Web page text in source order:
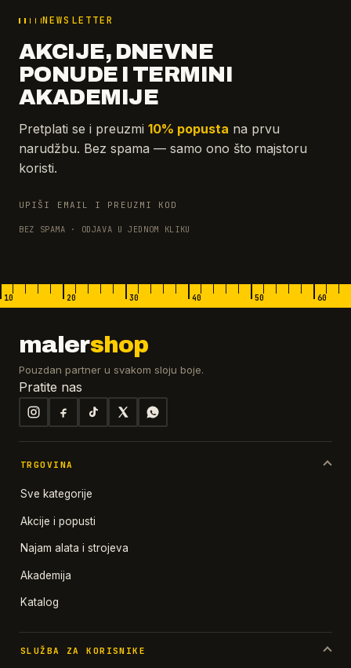
NEWSLETTER
AKCIJE, DNEVNE
PONUDE I TERMINI
AKADEMIJE
Pretplati se i preuzmi 10% popusta na prvu
narudžbu. Bez spama — samo ono što majstoru
koristi.
UPIŠI EMAIL I PREUZMI KOD
BEZ SPAMA · ODJAVA U JEDNOM KLIKU
10 20 30 40 50 60
malershop
Pouzdan partner u svakom sloju boje.
Pratite nas
TRGOVINA
Sve kategorije
Akcije i popusti
Najam alata i strojeva
Akademija
Katalog
SLUŽBA ZA KORISNIKE